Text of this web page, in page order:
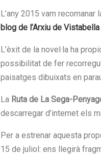
L’any 2015 vam
blog de l’Arxiu de
L’èxit de la novel·la ha
possibilitat de fer
paisatges dibuixats en
La Ruta de La Sega-
descarregar d’internet els
Per a estrenar aquesta
15 de juliol: ens llegirà